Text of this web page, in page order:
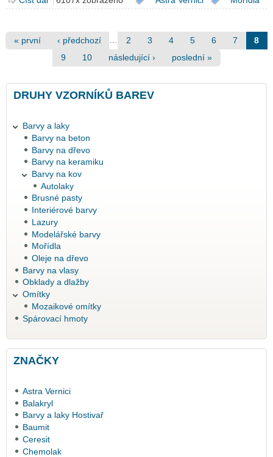
Stránky
« první ‹ předchozí 2 3 4 5 6 7
8
9
10 následující › poslední »
DRUHY VZORNÍKŮ BAREV
Barvy a laky
Barvy na beton
Barvy na dřevo
Barvy na keramiku
Barvy na kov
Autolaky
Brusné pasty
Interiérové barvy
Lazury
Modelářské barvy
Mořídla
Oleje na dřevo
Barvy na vlasy
Obklady a dlažby
Omítky
Mozaikové omítky
Spárovací hmoty
ZNAČKY
Astra Vernici
Balakryl
Barvy a laky Hostivař
Baumit
Ceresit
Chemolak